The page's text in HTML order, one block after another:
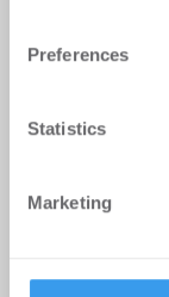
Find out more
and set your
We use cookies
provide social
our social
Preferences
Statistics
Marketing
Union